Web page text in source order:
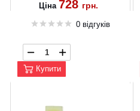
Ціна 728 грн.
0 відгуків
Купити